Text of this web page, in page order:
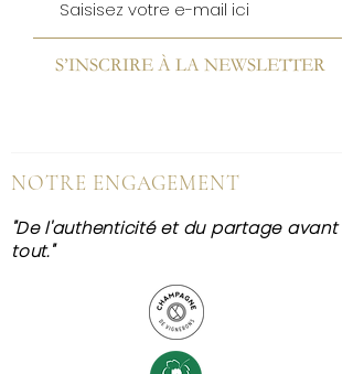
S’INSCRIRE À LA NEWSLETTER
NOTRE ENGAGEMENT
"De l'authenticité et du partage avant
tout."